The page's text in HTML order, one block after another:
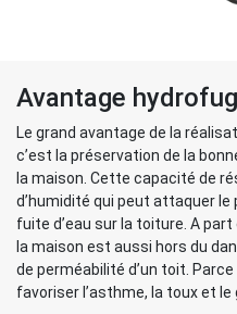
Avantage
Le grand avantage de la
c’est la préservation de la
la maison. Cette capacité de
d’humidité qui peut attaquer le
fuite d’eau sur la toiture. A
la maison est aussi hors du
de perméabilité d’un toit.
favoriser l’asthme, la toux et le